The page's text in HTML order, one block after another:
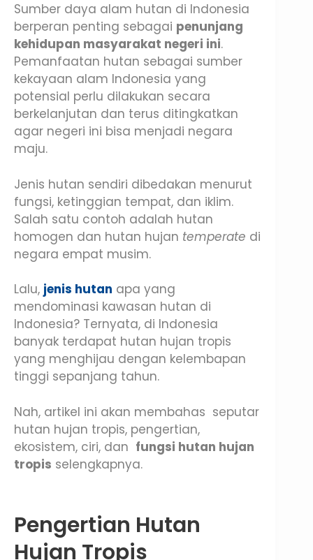
Sumber daya alam hutan di Indonesia
berperan penting sebagai penunjang
kehidupan masyarakat negeri ini.
Pemanfaatan hutan sebagai sumber
kekayaan alam Indonesia yang
potensial perlu dilakukan secara
berkelanjutan dan terus ditingkatkan
agar negeri ini bisa menjadi negara
maju.
Jenis hutan sendiri dibedakan menurut
fungsi, ketinggian tempat, dan iklim.
Salah satu contoh adalah hutan
homogen dan hutan hujan temperate di
negara empat musim.
Lalu, jenis hutan apa yang
mendominasi kawasan hutan di
Indonesia? Ternyata, di Indonesia
banyak terdapat hutan hujan tropis
yang menghijau dengan kelembapan
tinggi sepanjang tahun.
Nah, artikel ini akan membahas seputar
hutan hujan tropis, pengertian,
ekosistem, ciri, dan fungsi hutan hujan
tropis selengkapnya.
Pengertian Hutan
Hujan Tropis